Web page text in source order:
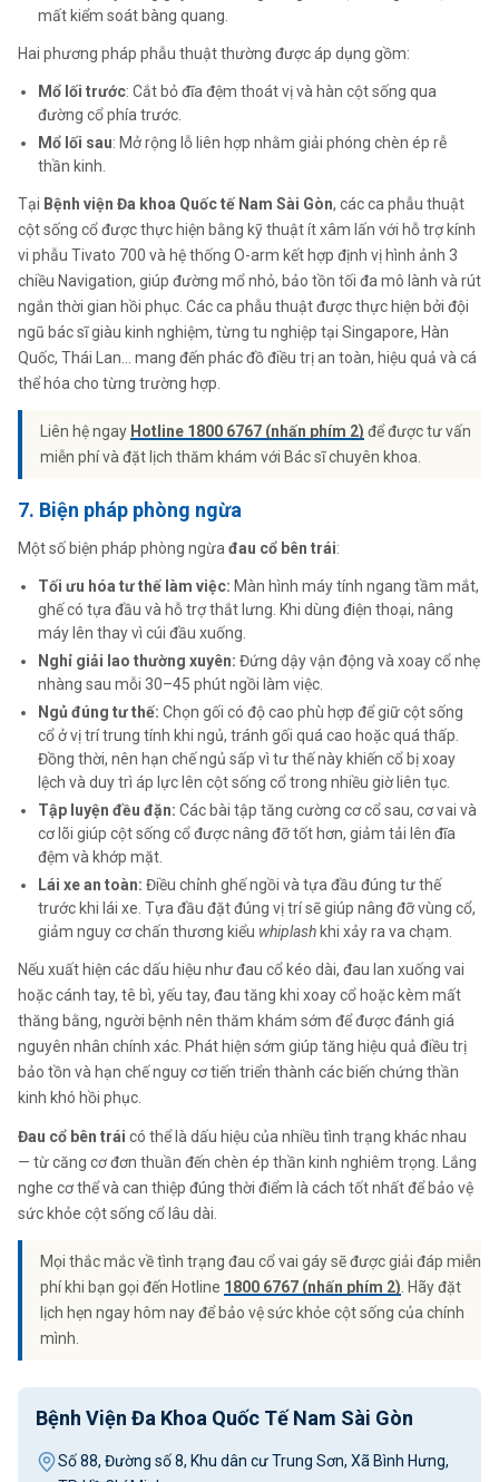
mất kiểm soát bàng quang.
Hai phương pháp phẫu thuật thường được áp dụng gồm:
Mổ lối trước: Cắt bỏ đĩa đệm thoát vị và hàn cột sống qua
đường cổ phía trước.
Mổ lối sau: Mở rộng lỗ liên hợp nhằm giải phóng chèn ép rễ
thần kinh.
Tại Bệnh viện Đa khoa Quốc tế Nam Sài Gòn, các ca phẫu thuật
cột sống cổ được thực hiện bằng kỹ thuật ít xâm lấn với hỗ trợ kính
vi phẫu Tivato 700 và hệ thống O-arm kết hợp định vị hình ảnh 3
chiều Navigation, giúp đường mổ nhỏ, bảo tồn tối đa mô lành và rút
ngắn thời gian hồi phục. Các ca phẫu thuật được thực hiện bởi đội
ngũ bác sĩ giàu kinh nghiệm, từng tu nghiệp tại Singapore, Hàn
Quốc, Thái Lan… mang đến phác đồ điều trị an toàn, hiệu quả và cá
thể hóa cho từng trường hợp.
Liên hệ ngay Hotline 1800 6767 (nhấn phím 2) để được tư vấn
miễn phí và đặt lịch thăm khám với Bác sĩ chuyên khoa.
7. Biện pháp phòng ngừa
Một số biện pháp phòng ngừađau cổ bên trái:
Tối ưu hóa tư thế làm việc: Màn hình máy tính ngang tầm mắt,
ghế có tựa đầu và hỗ trợ thắt lưng. Khi dùng điện thoại, nâng
máy lên thay vì cúi đầu xuống.
Nghỉ giải lao thường xuyên: Đứng dậy vận động và xoay cổ nhẹ
nhàng sau mỗi 30–45 phút ngồi làm việc.
Ngủ đúng tư thế: Chọn gối có độ cao phù hợp để giữ cột sống
cổ ở vị trí trung tính khi ngủ, tránh gối quá cao hoặc quá thấp.
Đồng thời, nên hạn chế ngủ sấp vì tư thế này khiến cổ bị xoay
lệch và duy trì áp lực lên cột sống cổ trong nhiều giờ liên tục.
Tập luyện đều đặn: Các bài tập tăng cường cơ cổ sau, cơ vai và
cơ lõi giúp cột sống cổ được nâng đỡ tốt hơn, giảm tải lên đĩa
đệm và khớp mặt.
Lái xe an toàn: Điều chỉnh ghế ngồi và tựa đầu đúng tư thế
trước khi lái xe. Tựa đầu đặt đúng vị trí sẽ giúp nâng đỡ vùng cổ,
giảm nguy cơ chấn thương kiểu whiplash khi xảy ra va chạm.
Nếu xuất hiện các dấu hiệu như đau cổ kéo dài, đau lan xuống vai
hoặc cánh tay, tê bì, yếu tay, đau tăng khi xoay cổ hoặc kèm mất
thăng bằng, người bệnh nên thăm khám sớm để được đánh giá
nguyên nhân chính xác. Phát hiện sớm giúp tăng hiệu quả điều trị
bảo tồn và hạn chế nguy cơ tiến triển thành các biến chứng thần
kinh khó hồi phục.
Đau cổ bên trái có thể là dấu hiệu của nhiều tình trạng khác nhau
— từ căng cơ đơn thuần đến chèn ép thần kinh nghiêm trọng. Lắng
nghe cơ thể và can thiệp đúng thời điểm là cách tốt nhất để bảo vệ
sức khỏe cột sống cổ lâu dài.
Mọi thắc mắc về tình trạng đau cổ vai gáy sẽ được giải đáp miễn
phí khi bạn gọi đến Hotline 1800 6767 (nhấn phím 2). Hãy đặt
lịch hẹn ngay hôm nay để bảo vệ sức khỏe cột sống của chính
mình.
Bệnh Viện Đa Khoa Quốc Tế Nam Sài Gòn
Số 88, Đường số 8, Khu dân cư Trung Sơn, Xã Bình Hưng,